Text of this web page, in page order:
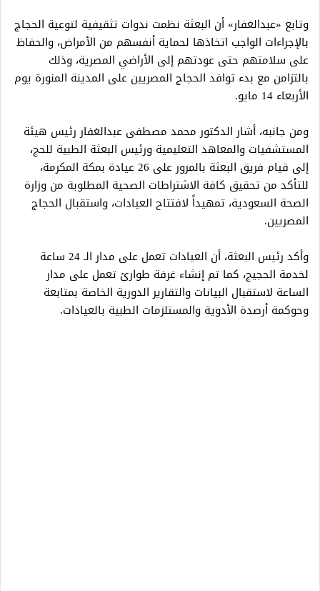
وتابع «عبدالغفار» أن البعثة نظمت ندوات تثقيفية لتوعية الحجاج
بالإجراءات الواجب اتخاذها لحماية أنفسهم من الأمراض، والحفاظ
على سلامتهم حتى عودتهم إلى الأراضي المصرية، وذلك
بالتزامن مع بدء توافد الحجاج المصريين على المدينة المنورة يوم
الأربعاء 14 مايو.
ومن جانبه، أشار الدكتور محمد مصطفى عبدالغفار رئيس هيئة
المستشفيات والمعاهد التعليمية ورئيس البعثة الطبية للحج،
إلى قيام فريق البعثة بالمرور على 26 عيادة بمكة المكرمة،
للتأكد من تحقيق كافة الاشتراطات الصحية المطلوبة من وزارة
الصحة السعودية، تمهيداً لافتتاح العيادات، واستقبال الحجاج
المصريين.
وأكد رئيس البعثة، أن العيادات تعمل على مدار الـ 24 ساعة
لخدمة الحجيج، كما تم إنشاء غرفة طوارئ تعمل على مدار
الساعة لاستقبال البيانات والتقارير الدورية الخاصة بمتابعة
وحوكمة أرصدة الأدوية والمستلزمات الطبية بالعيادات.